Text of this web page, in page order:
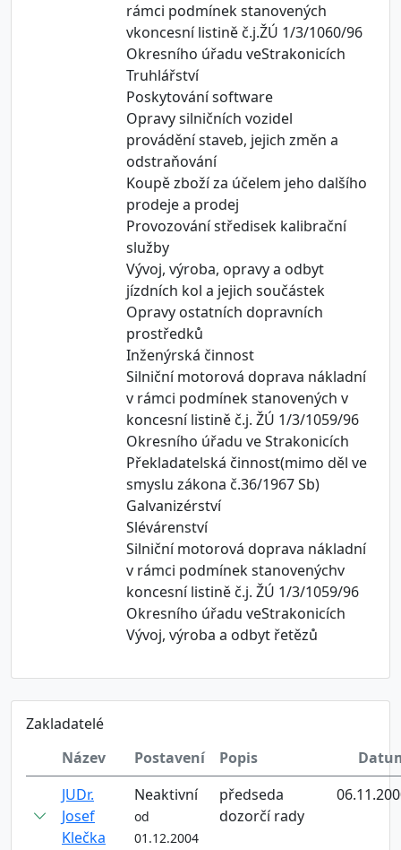
rámci podmínek stanovených
vkoncesní listině č.j.ŽÚ 1/3/1060/96
Okresního úřadu veStrakonicích
Truhlářství
Poskytování software
Opravy silničních vozidel
provádění staveb, jejich změn a
odstraňování
Koupě zboží za účelem jeho dalšího
prodeje a prodej
Provozování středisek kalibrační
služby
Vývoj, výroba, opravy a odbyt
jízdních kol a jejich součástek
Opravy ostatních dopravních
prostředků
Inženýrská činnost
Silniční motorová doprava nákladní
v rámci podmínek stanovených v
koncesní listině č.j. ŽÚ 1/3/1059/96
Okresního úřadu ve Strakonicích
Překladatelská činnost(mimo děl ve
smyslu zákona č.36/1967 Sb)
Galvanizérství
Slévárenství
Silniční motorová doprava nákladní
v rámci podmínek stanovenýchv
koncesní listině č.j. ŽÚ 1/3/1059/96
Okresního úřadu veStrakonicích
Vývoj, výroba a odbyt řetězů
Zakladatelé
Název
Postavení Popis
JUDr.
Josef
Klečka
Neaktivní
od
01.12.2004
předseda
dozorčí rady